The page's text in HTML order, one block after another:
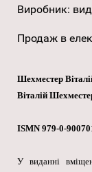
Виробник:
Продаж в
Шехместер
Віталій
ISMN 979-0-
У виданні